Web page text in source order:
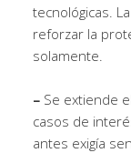
tecnológicas.
reforzar la
solamente.
– Se extiende
casos de
antes exigía